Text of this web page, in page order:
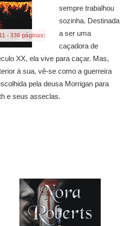
- 336 páginas:
sempre trabalhou
sozinha. Destinada
a ser uma
caçadora de
XX, ela vive para caçar. Mas,
à sua, vê-se como a guerreira
pela deusa Morrigan para
e seus asseclas.